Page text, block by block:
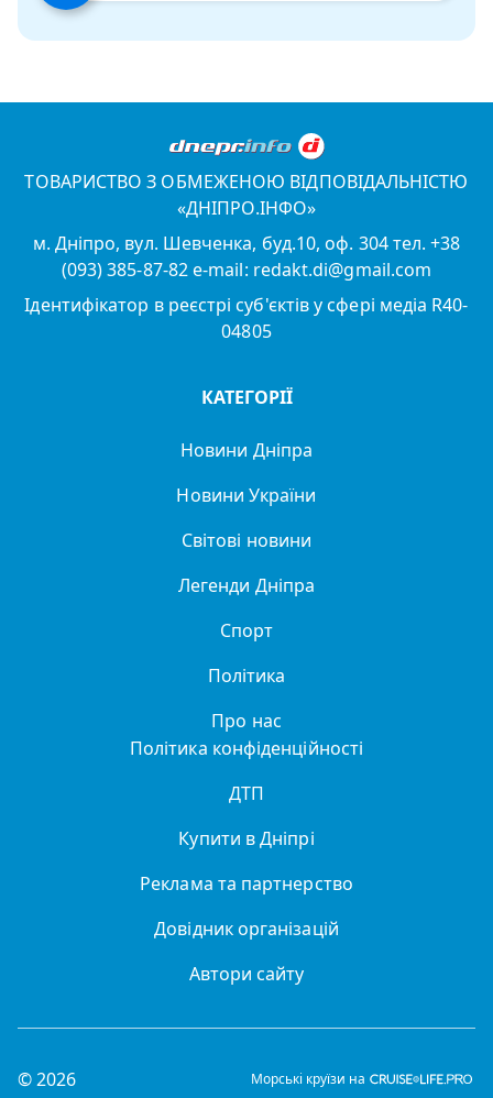
ТОВАРИСТВО З ОБМЕЖЕНОЮ ВІДПОВІДАЛЬНІСТЮ
«ДНІПРО.ІНФО»
м. Дніпро, вул. Шевченка, буд.10, оф. 304 тел. +38
(093) 385-87-82 e-mail: redakt.di@gmail.com
Ідентифікатор в реєстрі суб'єктів у сфері медіа R40-
04805
КАТЕГОРІЇ
Новини Дніпра
Новини України
Світові новини
Легенди Дніпра
Спорт
Політика
Про нас
Політика конфіденційності
ДТП
Купити в Дніпрі
Реклама та партнерство
Довідник організацій
Автори сайту
© 2026 Морські круїзи на